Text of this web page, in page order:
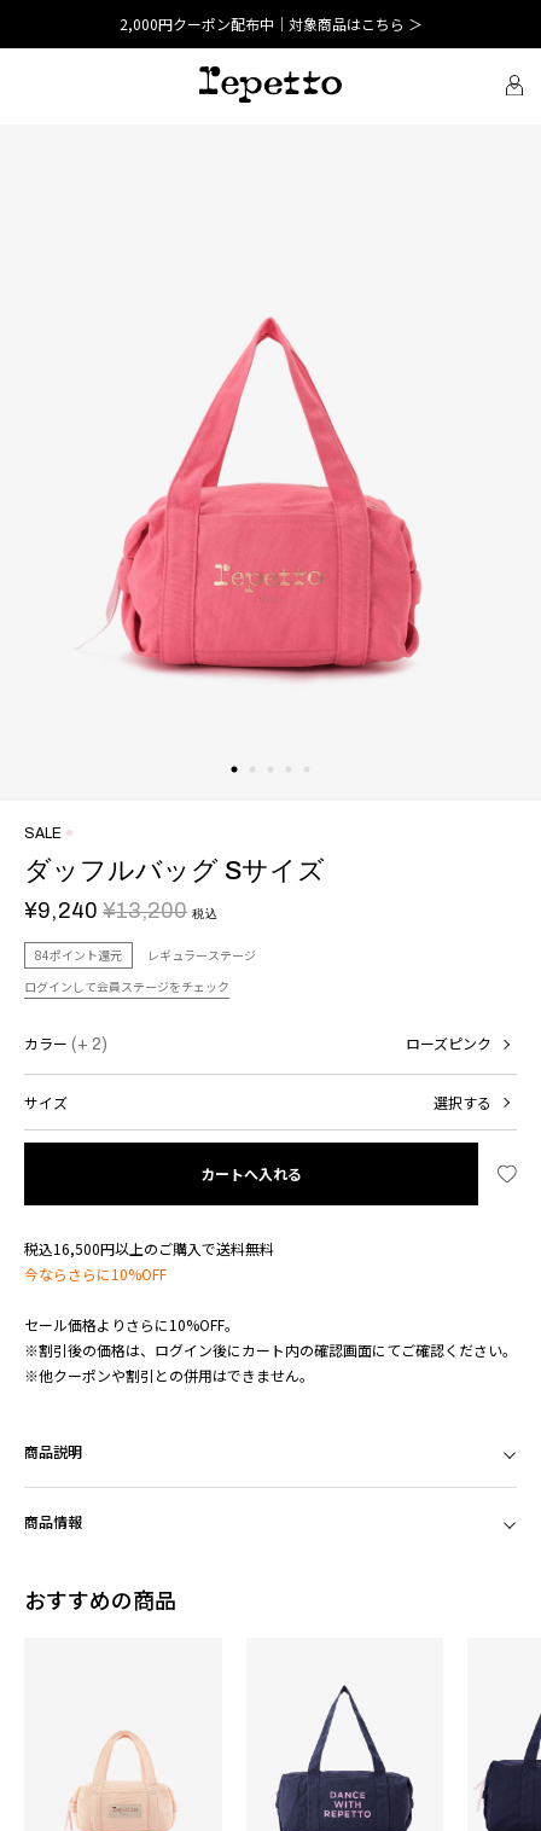
2,000円クーポン配布中｜対象商品はこちら ＞
SALE
ダッフルバッグ Sサイズ
¥9,240 ¥13,200 税込
84ポイント還元
レギュラーステージ
ログインして会員ステージをチェック
カラー (+ 2) ローズピンク
サイズ 選択する
カートへ入れる
税込16,500円以上のご購入で送料無料
今ならさらに10%OFF
セール価格よりさらに10%OFF。
※割引後の価格は、ログイン後にカート内の確認画面にてご確認ください。
※他クーポンや割引との併用はできません。
商品説明
商品情報
おすすめの商品